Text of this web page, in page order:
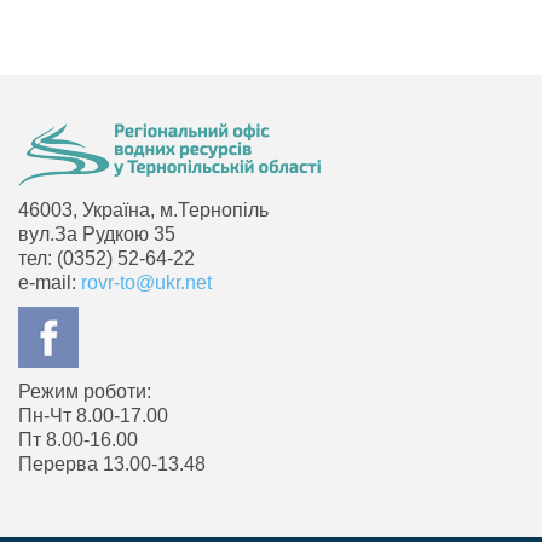
46003, Україна, м.Тернопіль
вул.За Рудкою 35
тел: (0352) 52-64-22
e-mail: rovr-to@ukr.net
Режим роботи:
Пн-Чт 8.00-17.00
Пт 8.00-16.00
Перерва 13.00-13.48